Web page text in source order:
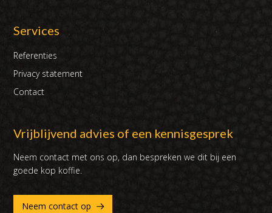
Services
Referenties
Privacy statement
Contact
Vrijblijvend advies of een kennisgesprek
Neem contact met ons op, dan bespreken we dit bij een
goede kop koffie.
Neem contact op